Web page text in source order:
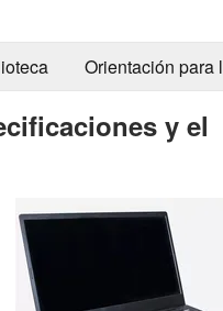
Orientación para
y el